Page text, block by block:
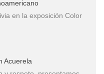
en la exposición Color
Acuerela